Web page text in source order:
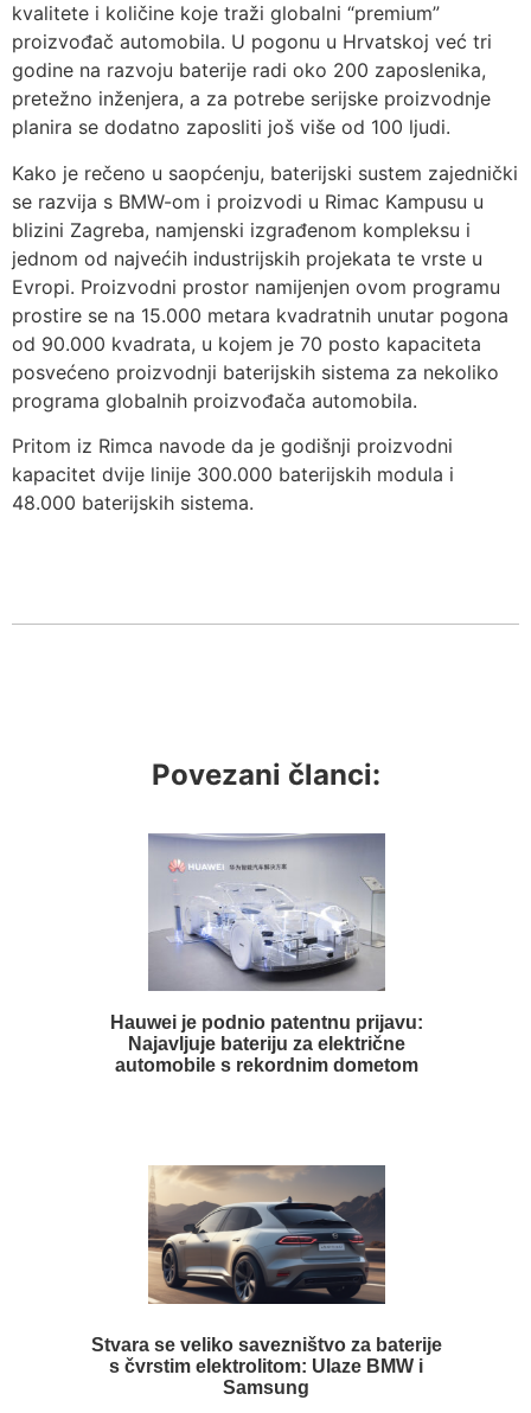
kvalitete i količine koje traži globalni “premium”
proizvođač automobila. U pogonu u Hrvatskoj već tri
godine na razvoju baterije radi oko 200 zaposlenika,
pretežno inženjera, a za potrebe serijske proizvodnje
planira se dodatno zaposliti još više od 100 ljudi.
Kako je rečeno u saopćenju, baterijski sustem zajednički
se razvija s BMW-om i proizvodi u Rimac Kampusu u
blizini Zagreba, namjenski izgrađenom kompleksu i
jednom od najvećih industrijskih projekata te vrste u
Evropi. Proizvodni prostor namijenjen ovom programu
prostire se na 15.000 metara kvadratnih unutar pogona
od 90.000 kvadrata, u kojem je 70 posto kapaciteta
posvećeno proizvodnji baterijskih sistema za nekoliko
programa globalnih proizvođača automobila.
Pritom iz Rimca navode da je godišnji proizvodni
kapacitet dvije linije 300.000 baterijskih modula i
48.000 baterijskih sistema.
Povezani članci:
Hauwei je podnio patentnu prijavu:
Najavljuje bateriju za električne
automobile s rekordnim dometom
Stvara se veliko savezništvo za baterije
s čvrstim elektrolitom: Ulaze BMW i
Samsung